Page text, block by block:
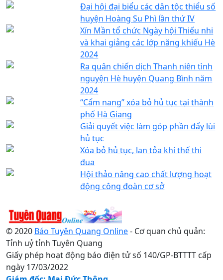
Đại hội đại biểu các dân tộc thiểu số
huyện Hoàng Su Phì lần thứ IV
Xín Mần tổ chức Ngày hội Thiếu nhi
và khai giảng các lớp năng khiếu Hè
2024
Ra quân chiến dịch Thanh niên tình
nguyện Hè huyện Quang Bình năm
2024
“Cẩm nang” xóa bỏ hủ tục tại thành
phố Hà Giang
Giải quyết việc làm góp phần đẩy lùi
hủ tục
Xóa bỏ hủ tục, lan tỏa khí thế thi
đua
Hội thảo nâng cao chất lượng hoạt
động công đoàn cơ sở
© 2020 Báo Tuyên Quang Online- Cơ quan chủ quản:
Tỉnh uỷ tỉnh Tuyên Quang
Giấy phép hoạt động báo điện tử số 140/GP-BTTTT cấp
ngày 17/03/2022